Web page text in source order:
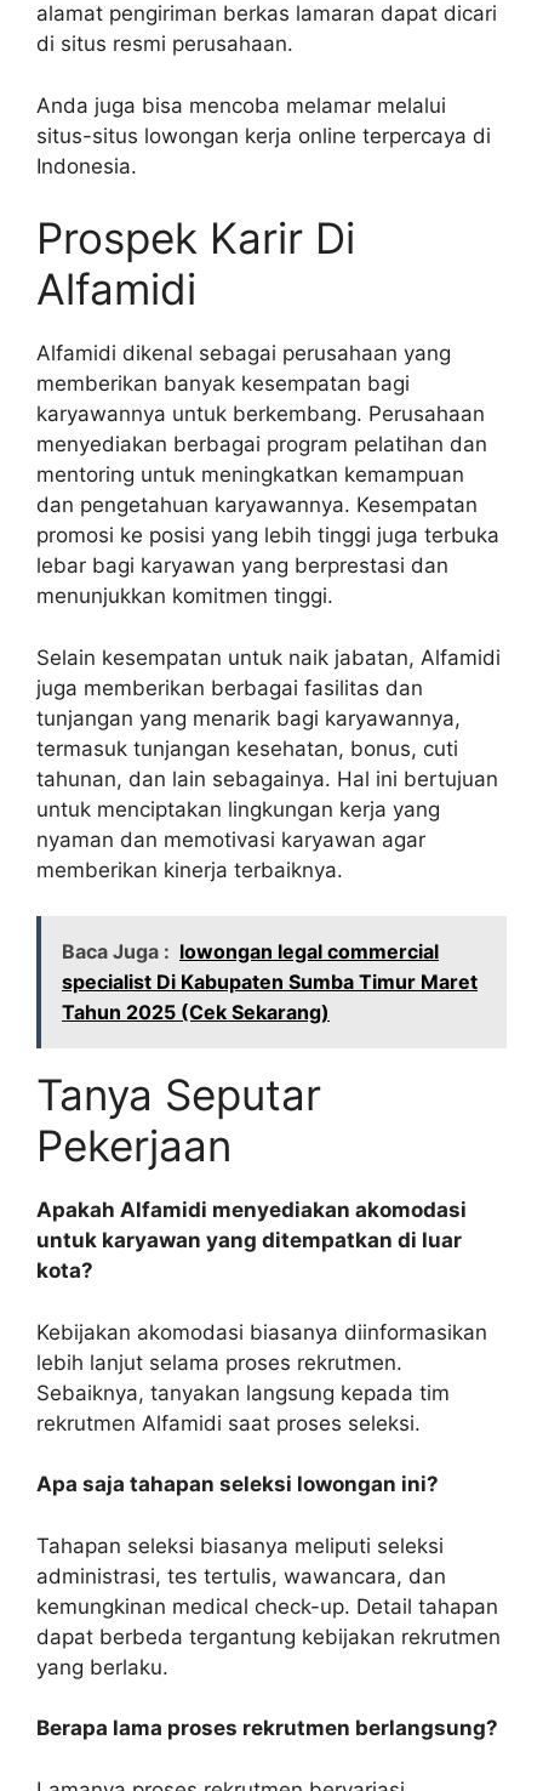
alamat pengiriman berkas lamaran dapat dicari
di situs resmi perusahaan.
Anda juga bisa mencoba melamar melalui
situs-situs lowongan kerja online terpercaya di
Indonesia.
Prospek Karir Di
Alfamidi
Alfamidi dikenal sebagai perusahaan yang
memberikan banyak kesempatan bagi
karyawannya untuk berkembang. Perusahaan
menyediakan berbagai program pelatihan dan
mentoring untuk meningkatkan kemampuan
dan pengetahuan karyawannya. Kesempatan
promosi ke posisi yang lebih tinggi juga terbuka
lebar bagi karyawan yang berprestasi dan
menunjukkan komitmen tinggi.
Selain kesempatan untuk naik jabatan, Alfamidi
juga memberikan berbagai fasilitas dan
tunjangan yang menarik bagi karyawannya,
termasuk tunjangan kesehatan, bonus, cuti
tahunan, dan lain sebagainya. Hal ini bertujuan
untuk menciptakan lingkungan kerja yang
nyaman dan memotivasi karyawan agar
memberikan kinerja terbaiknya.
Baca Juga : lowongan legal commercial
specialist Di Kabupaten Sumba Timur Maret
Tahun 2025 (Cek Sekarang)
Tanya Seputar
Pekerjaan
Apakah Alfamidi menyediakan akomodasi
untuk karyawan yang ditempatkan di luar
kota?
Kebijakan akomodasi biasanya diinformasikan
lebih lanjut selama proses rekrutmen.
Sebaiknya, tanyakan langsung kepada tim
rekrutmen Alfamidi saat proses seleksi.
Apa saja tahapan seleksi lowongan ini?
Tahapan seleksi biasanya meliputi seleksi
administrasi, tes tertulis, wawancara, dan
kemungkinan medical check-up. Detail tahapan
dapat berbeda tergantung kebijakan rekrutmen
yang berlaku.
Berapa lama proses rekrutmen berlangsung?